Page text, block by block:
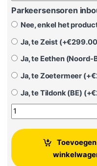
Parkeersensoren
Nee, enkel het
Ja, te Zeist (+€299.00
Ja, te Eethen (Noord-
Ja, te Zoetermeer (+€
Ja, te Tildonk (BE) (+€
Parkeersensoren Audi